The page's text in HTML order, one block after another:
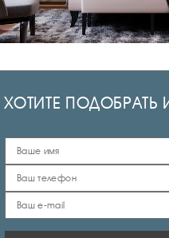
ХОТИТЕ ПОДОБРАТЬ